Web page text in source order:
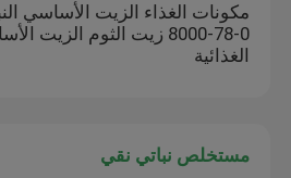
8000-78-0 زيت الثوم الزيت
الغذائية
مستخلص نباتي نقي